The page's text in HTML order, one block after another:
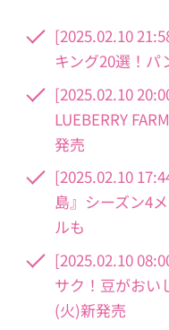
[2025.02.10
キング20選！パ
[2025.02.10
LUEBERRY
発売
[2025.02.10
島』シーズン4
ルも
[2025.02.10
サク！豆がおい
(火)新発売